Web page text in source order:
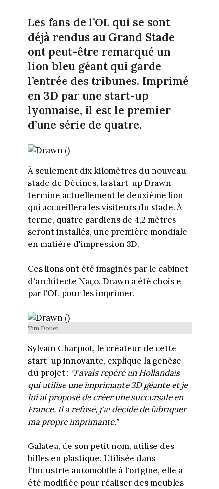
Les fans de l’OL qui se sont
déjà rendus au Grand Stade
ont peut-être remarqué un
lion bleu géant qui garde
l’entrée des tribunes. Imprimé
en 3D par une start-up
lyonnaise, il est le premier
d’une série de quatre.
À seulement dix kilomètres du nouveau
stade de Décines, la start-up Drawn
termine actuellement le deuxième lion
qui accueillera les visiteurs du stade. À
terme, quatre gardiens de 4,2 mètres
seront installés, une première mondiale
en matière d'impression 3D.
Ces lions ont été imaginés par le cabinet
d'architecte Naço. Drawn a été choisie
par l'OL pour les imprimer.
Tim Douet
Sylvain Charpiot, le créateur de cette
start-up innovante, explique la genèse
du projet : "J'avais repéré un Hollandais
qui utilise une imprimante 3D géante et je
lui ai proposé de créer une succursale en
France. Il a refusé, j'ai décidé de fabriquer
ma propre imprimante."
Galatea, de son petit nom, utilise des
billes en plastique. Utilisée dans
l'industrie automobile à l'origine, elle a
été modifiée pour réaliser des meubles